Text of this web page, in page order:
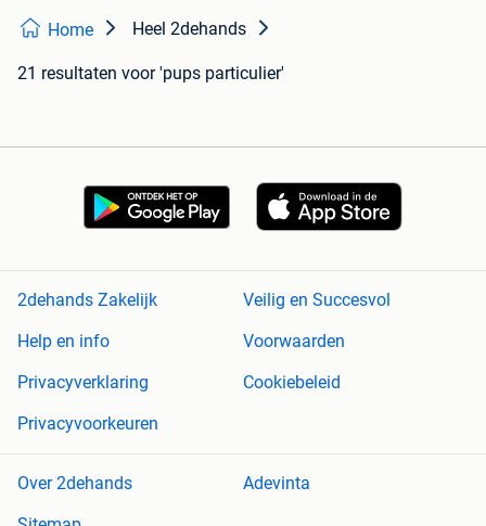
Home Heel 2dehands
21 resultaten voor 'pups particulier'
2dehands Zakelijk
Veilig en Succesvol
Help en info
Voorwaarden
Privacyverklaring
Cookiebeleid
Privacyvoorkeuren
Over 2dehands
Adevinta